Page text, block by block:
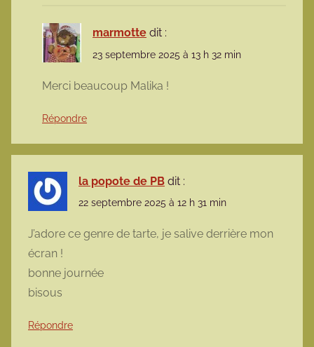
marmotte dit :
23 septembre 2025 à 13 h 32 min
Merci beaucoup Malika !
Répondre
la popote de PB dit :
22 septembre 2025 à 12 h 31 min
J’adore ce genre de tarte, je salive derrière mon
écran !
bonne journée
bisous
Répondre